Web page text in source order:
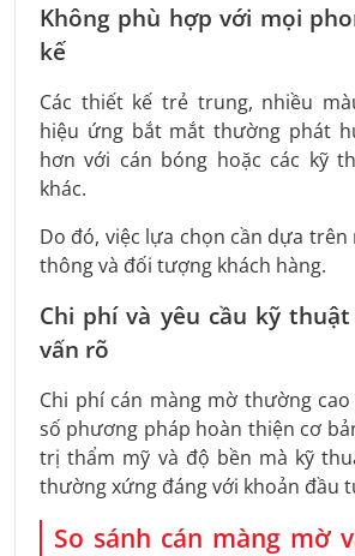
Không phù hợp với mọi
kế
Các thiết kế trẻ trung, nhiều
hiệu ứng bắt mắt thường phát
hơn với cán bóng hoặc các kỹ
khác.
Do đó, việc lựa chọn cần dựa
thông và đối tượng khách hàng.
Chi phí và yêu cầu kỹ
vấn rõ
Chi phí cán màng mờ thường
số phương pháp hoàn thiện cơ
trị thẩm mỹ và độ bền mà kỹ
thường xứng đáng với khoản đầu
So sánh cán màng mờ